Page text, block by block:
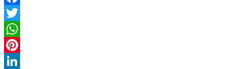
Facebook
Twitter
WhatsApp
Pinterest